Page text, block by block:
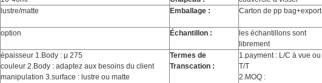
lustre/matte Emballage : Carton de pp bag+export
option Échantillon :
les échantillons sont
librement
épaisseur 1.Body : μ 275
couleur 2.Body : adaptez aux besoins du client
manipulation 3.surface : lustre ou matte
Termes de
Transcation :
1.payment : L/C à vue ou
T/T
2.MOQ :